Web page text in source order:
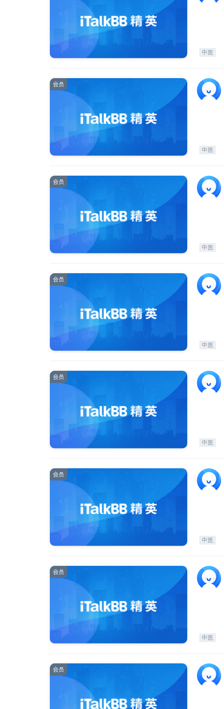
中医
会员
中医
会员
中医
会员
中医
会员
中医
会员
中医
会员
中医
会员